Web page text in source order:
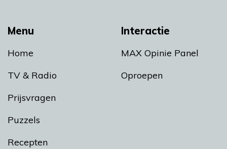
Menu
Home
TV & Radio
Prijsvragen
Puzzels
Recepten
Interactie
MAX Opinie Panel
Oproepen